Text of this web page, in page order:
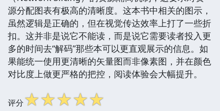
源分配图表有极高的清晰度。这本书中相关的图示，
虽然逻辑是正确的，但在视觉传达效率上打了一些折
扣。这并非是说它不能读，而是说它需要读者投入更
多的时间去“解码”那些本可以更直观展示的信息。如
果能统一使用更清晰的矢量图而非像素图，并在颜色
对比度上做更严格的把控，阅读体验会大幅提升。
评分☆☆☆☆☆